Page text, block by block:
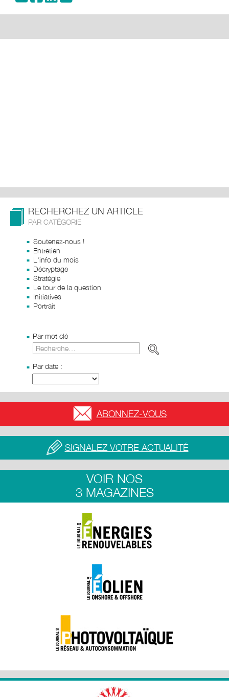
RECHERCHEZ UN ARTICLE
PAR CATÉGORIE
Soutenez-nous !
Entretien
L'info du mois
Décryptage
Stratégie
Le tour de la question
Initiatives
Portrait
Par mot clé
Par date :
ABONNEZ-VOUS
SIGNALEZ VOTRE ACTUALITÉ
VOIR NOS
3 MAGAZINES